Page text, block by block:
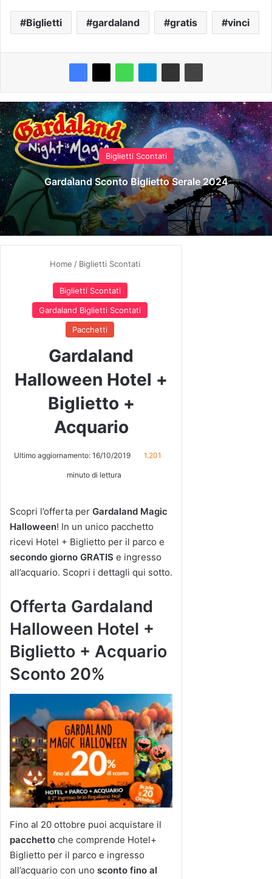
Biglietti gardaland gratis vinci
Biglietti Scontati
Gardaland Sconto Biglietto Serale 2024